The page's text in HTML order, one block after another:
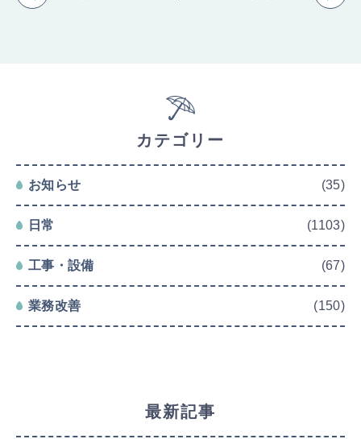
カテゴリー
お知らせ (35)
日常 (1103)
工事・設備 (67)
業務改善 (150)
最新記事